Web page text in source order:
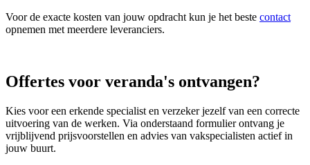
Voor de exacte kosten van jouw opdracht kun je het beste contact
opnemen met meerdere leveranciers.
Offertes voor veranda's ontvangen?
Kies voor een erkende specialist en verzeker jezelf van een correcte
uitvoering van de werken. Via onderstaand formulier ontvang je
vrijblijvend prijsvoorstellen en advies van vakspecialisten actief in
jouw buurt.